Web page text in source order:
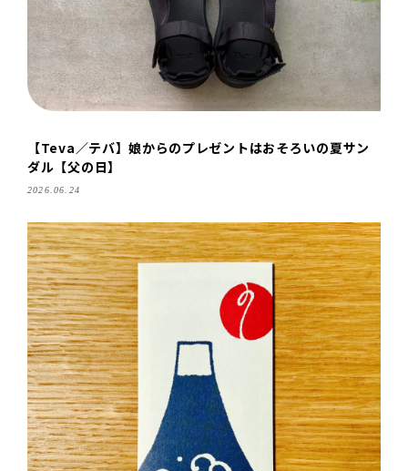
【Teva／テバ】娘からのプレゼントはおそろいの夏サン
ダル【父の日】
2026.06.24